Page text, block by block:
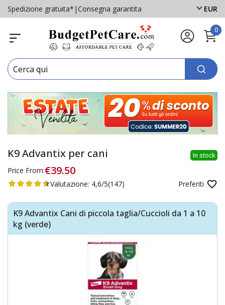
Spedizione gratuita* |Consegna garantita EUR
0
In stock
K9 Advantix per cani
Price From:€39.50
Preferiti
Valutazione: 4,6/5(147)
K9 Advantix Cani di piccola taglia/Cuccioli da 1 a 10
kg (verde)